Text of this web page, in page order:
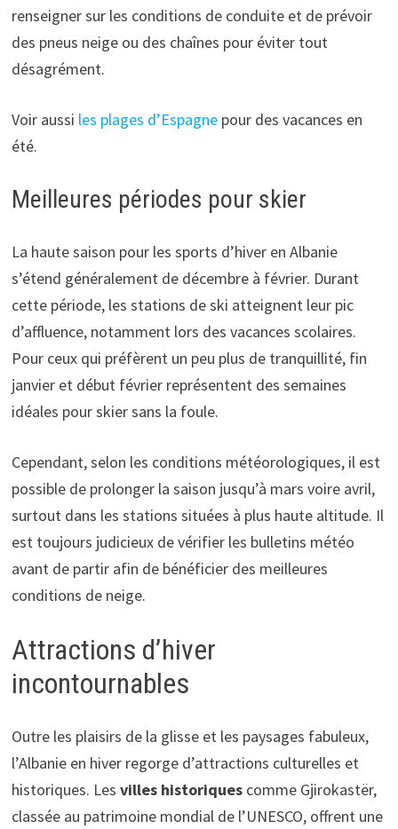
renseigner sur les conditions de conduite et de prévoir
des pneus neige ou des chaînes pour éviter tout
désagrément.
Voir aussi les plages d’Espagnepour des vacances en
été.
Meilleures périodes pour skier
La haute saison pour les sports d’hiver en Albanie
s’étend généralement de décembre à février. Durant
cette période, les stations de ski atteignent leur pic
d’affluence, notamment lors des vacances scolaires.
Pour ceux qui préfèrent un peu plus de tranquillité, fin
janvier et début février représentent des semaines
idéales pour skier sans la foule.
Cependant, selon les conditions météorologiques, il est
possible de prolonger la saison jusqu’à mars voire avril,
surtout dans les stations situées à plus haute altitude. Il
est toujours judicieux de vérifier les bulletins météo
avant de partir afin de bénéficier des meilleures
conditions de neige.
Attractions d’hiver
incontournables
Outre les plaisirs de la glisse et les paysages fabuleux,
l’Albanie en hiver regorge d’attractions culturelles et
historiques. Les villes historiquescomme Gjirokastër,
classée au patrimoine mondial de l’UNESCO, offrent une